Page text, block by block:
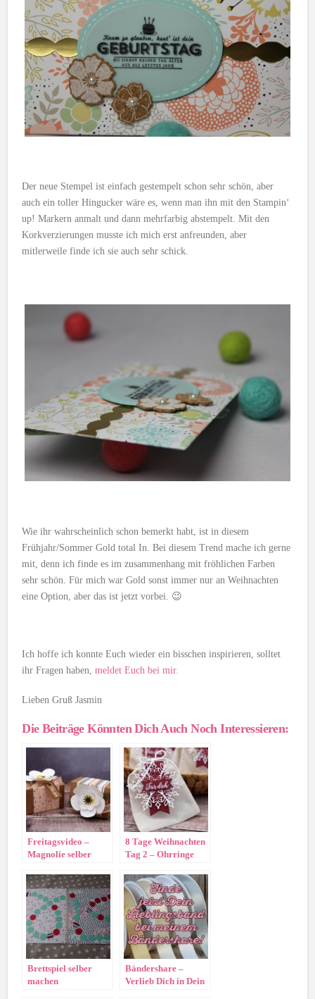
Der neue Stempel ist einfach gestempelt schon sehr schön, aber
auch ein toller Hingucker wäre es, wenn man ihn mit den Stampin‘
up! Markern anmalt und dann mehrfarbig abstempelt. Mit den
Korkverzierungen musste ich mich erst anfreunden, aber
mitlerweile finde ich sie auch sehr schick.
Wie ihr wahrscheinlich schon bemerkt habt, ist in diesem
Frühjahr/Sommer Gold total In. Bei diesem Trend mache ich gerne
mit, denn ich finde es im zusammenhang mit fröhlichen Farben
sehr schön. Für mich war Gold sonst immer nur an Weihnachten
eine Option, aber das ist jetzt vorbei. 😉
Ich hoffe ich konnte Euch wieder ein bisschen inspirieren, solltet
ihr Fragen haben,meldet Euch bei mir.
Lieben Gruß Jasmin
Die Beiträge Könnten Dich Auch Noch Interessieren:
Freitagsvideo –
Magnolie selber
8 Tage Weihnachten
Tag 2 – Ohrringe
Brettspiel selber
machen
Bändershare –
Verlieb Dich in Dein